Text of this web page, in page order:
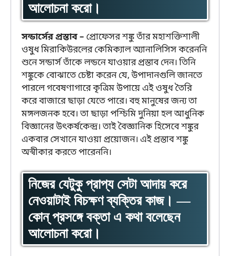
আলোচনা করো।
সন্ডার্সের প্রস্তাব – প্রোফেসর শঙ্কু তাঁর মহাশক্তিশালী
ওষুধ মিরাকিউরলের কেমিক্যাল অ্যানালিসিস করেননি
শুনে সন্ডার্স তাঁকে লন্ডনে যাওয়ার প্রস্তাব দেন। তিনি
শঙ্কুকে বোঝাতে চেষ্টা করেন যে, উপাদানগুলি জানতে
পারলে গবেষণাগারে কৃত্রিম উপায়ে এই ওষুধ তৈরি
করে বাজারে ছাড়া যেতে পারে। বহু মানুষের জন্য তা
মঙ্গলজনক হবে। তা ছাড়া পশ্চিমি দুনিয়া হল আধুনিক
বিজ্ঞানের উৎকর্ষকেন্দ্র। তাই বৈজ্ঞানিক হিসেবে শঙ্কুর
একবার সেখানে যাওয়া প্রয়োজন। এই প্রস্তাব শঙ্কু
অস্বীকার করতে পারেননি।
নিজের যেটুকু প্রাপ্য সেটা আদায় করে
নেওয়াটাই বিচক্ষণ ব্যক্তির কাজ। —
কোন্ প্রসঙ্গে বক্তা এ কথা বলেছেন
আলোচনা করো।